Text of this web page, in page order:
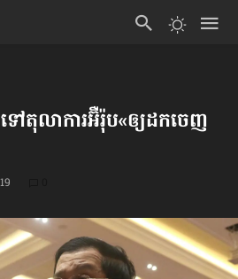
ៅ​តុលាការ​អ៊ឺរ៉ុប​«ឲ្យ​ដកចេញ​